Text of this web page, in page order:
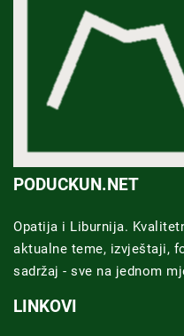
PODUCKUN.NET
Opatija i Liburnija.
aktualne teme, izvještaji,
sadržaj - sve na jednom
LINKOVI